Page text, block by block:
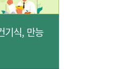
기식, 만능